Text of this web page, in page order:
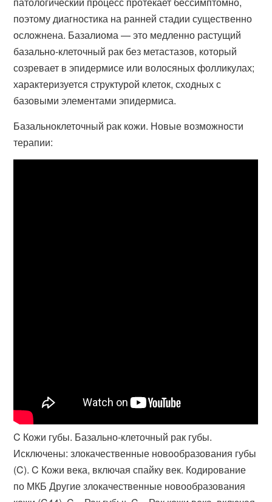
поэтому диагностика на ранней стадии существенно
осложнена. Базалиома — это медленно растущий
базально-клеточный рак без метастазов, который
созревает в эпидермисе или волосяных фолликулах;
характеризуется структурой клеток, сходных с
базовыми элементами эпидермиса.
Базальноклеточный рак кожи. Новые возможности
терапии:
C Кожи губы. Базально-клеточный рак губы.
Исключены: злокачественные новообразования губы
(C). C Кожи века, включая спайку век. Кодирование
по МКБ Другие злокачественные новообразования